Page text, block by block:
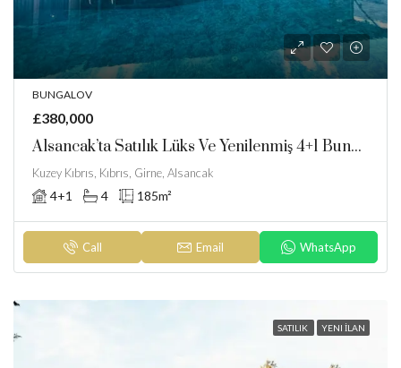
BUNGALOV
£380,000
Alsancak’ta Satılık Lüks Ve Yenilenmiş 4+1 Bungalow – Deniz & Dağ Manzaralı
Kuzey Kıbrıs, Kıbrıs, Girne, Alsancak
4+1 4 185m²
Call Email WhatsApp
SATILIK YENI İLAN